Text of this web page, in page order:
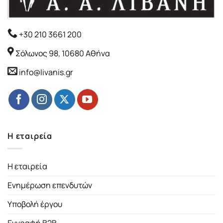
+30 210 3661 200
Σόλωνος 98, 10680 Αθήνα
info@livanis.gr
Η εταιρεία
Η εταιρεία
Ενημέρωση επενδυτών
Υποβολή έργου